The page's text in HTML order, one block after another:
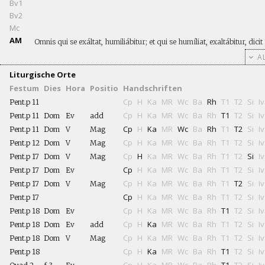
Bv1
Bv2
Mc
AM
Omnis qui se exáltat, humiliábitur; et qui se humíliat, exaltábitur, dicit
Liturgische Orte
Festum Dies Hora Positio Handschriften
Pent.p 11 Cp H Ka MR Wc Ba Rh T1 T2 Si Iv
Pent.p 11 Dom Ev add Cp H Ka MR Wc Ba Rh T1 T2 Si Iv
Pent.p 11 Dom V Mag Cp H Ka MR Wc Ba Rh T1 T2 Si Iv
Pent.p 12 Dom V Mag Cp H Ka MR Wc Ba Rh T1 T2 Si Iv
Pent.p 17 Dom V Mag Cp H Ka MR Wc Ba Rh T1 T2 Si Iv
Pent.p 17 Dom Ev Cp H Ka MR Wc Ba Rh T1 T2 Si Iv
Pent.p 17 Dom V Mag Cp H Ka MR Wc Ba Rh T1 T2 Si Iv
Pent.p 17 Cp H Ka MR Wc Ba Rh T1 T2 Si Iv
Pent.p 18 Dom Ev Cp H Ka MR Wc Ba Rh T1 T2 Si Iv
Pent.p 18 Dom Ev add Cp H Ka MR Wc Ba Rh T1 T2 Si Iv
Pent.p 18 Dom V Mag Cp H Ka MR Wc Ba Rh T1 T2 Si Iv
Pent.p 18 Cp H Ka MR Wc Ba Rh T1 T2 Si Iv